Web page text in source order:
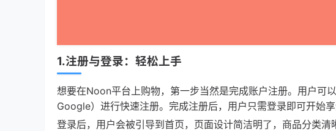
1.注册与登录：轻松上手
想要在Noon平台上购物，第一步当然是完成账户注册。用户可
Google）进行快速注册。完成注册后，用户只需登录即可开始享
登录后，用户会被引导到首页，页面设计简洁明了，商品分类